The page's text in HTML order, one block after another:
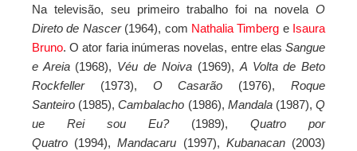
Na televisão, seu primeiro trabalho foi na novelaO
Direto de Nascer (1964), com Nathalia Timberg e Isaura
Bruno. O ator faria inúmeras novelas, entre elasSangue
e Areia(1968), Véu de Noiva (1969), A Volta de Beto
Rockfeller(1973), O Casarão (1976),Roque
Santeiro(1985),Cambalacho (1986), Mandala(1987),Q
ue Rei sou Eu?(1989),Quatro por
Quatro(1994),Mandacaru (1997), Kubanacan(2003)